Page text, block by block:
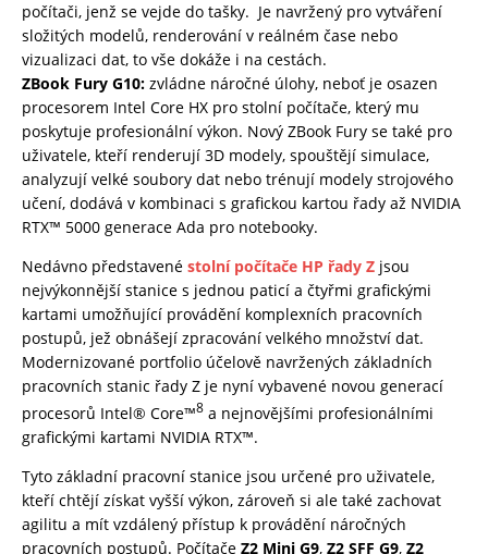
počítači, jenž se vejde do tašky. Je navržený pro vytváření
složitých modelů, renderování v reálném čase nebo
vizualizaci dat, to vše dokáže i na cestách.
ZBook Fury G10: zvládne náročné úlohy, neboť je osazen
procesorem Intel Core HX pro stolní počítače, který mu
poskytuje profesionální výkon. Nový ZBook Fury se také pro
uživatele, kteří renderují 3D modely, spouštějí simulace,
analyzují velké soubory dat nebo trénují modely strojového
učení, dodává v kombinaci s grafickou kartou řady až NVIDIA
RTX™ 5000 generace Ada pro notebooky.
Nedávno představené stolní počítače HP řady Z jsou
nejvýkonnější stanice s jednou paticí a čtyřmi grafickými
kartami umožňující provádění komplexních pracovních
postupů, jež obnášejí zpracování velkého množství dat.
Modernizované portfolio účelově navržených základních
pracovních stanic řady Z je nyní vybavené novou generací
procesorů Intel® Core™8 a nejnovějšími profesionálními
grafickými kartami NVIDIA RTX™.
Tyto základní pracovní stanice jsou určené pro uživatele,
kteří chtějí získat vyšší výkon, zároveň si ale také zachovat
agilitu a mít vzdálený přístup k provádění náročných
pracovních postupů. Počítače Z2 Mini G9, Z2 SFF G9, Z2